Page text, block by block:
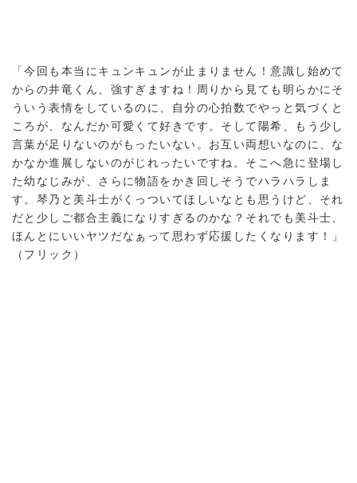
「今回も本当にキュンキュンが止まりません！意識し始めて
からの井竜くん、強すぎますね！周りから見ても明らかにそ
ういう表情をしているのに、自分の心拍数でやっと気づくと
ころが、なんだか可愛くて好きです。そして陽希、もう少し
言葉が足りないのがもったいない。お互い両想いなのに、な
かなか進展しないのがじれったいですね。そこへ急に登場し
た幼なじみが、さらに物語をかき回しそうでハラハラしま
す。琴乃と美斗士がくっついてほしいなとも思うけど、それ
だと少しご都合主義になりすぎるのかな？それでも美斗士、
ほんとにいいヤツだなぁって思わず応援したくなります！」
（フリック）